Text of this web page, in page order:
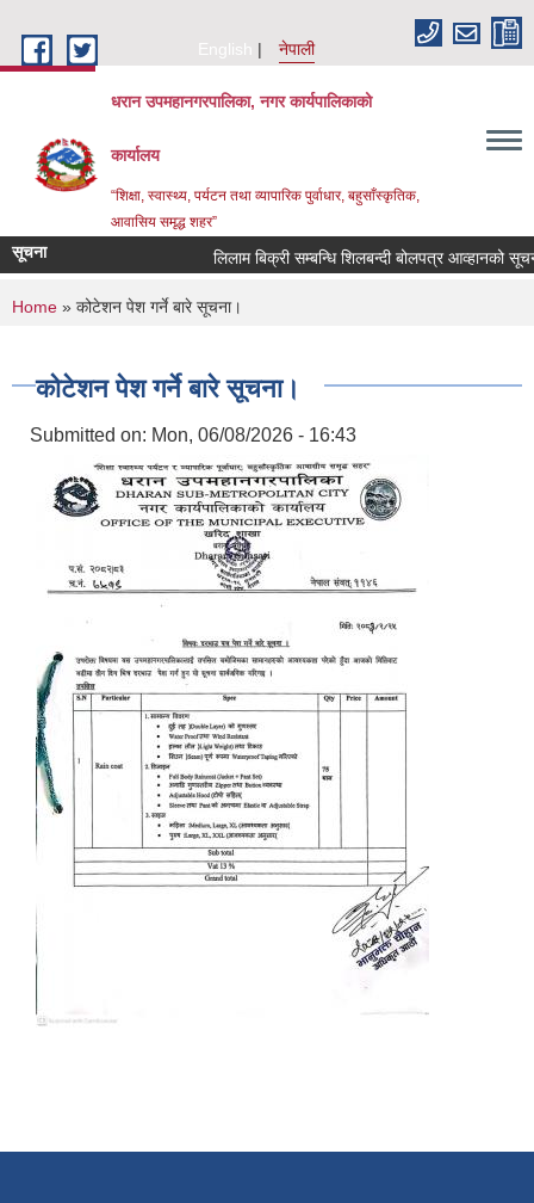
English
नेपाली
धरान उपमहानगरपालिका, नगर कार्यपालिकाको
कार्यालय
“शिक्षा, स्वास्थ्य, पर्यटन तथा व्यापारिक पुर्वाधार, बहुसाँस्कृतिक,
आवासिय समृद्ध शहर”
सूचना लिलाम बिक्री सम्बन्धि शिलबन्दी बोलपत्र
You are here
Home » कोटेशन पेश गर्ने बारे सूचना।
कोटेशन पेश गर्ने बारे सूचना।
Submitted on: Mon, 06/08/2026 - 16:43